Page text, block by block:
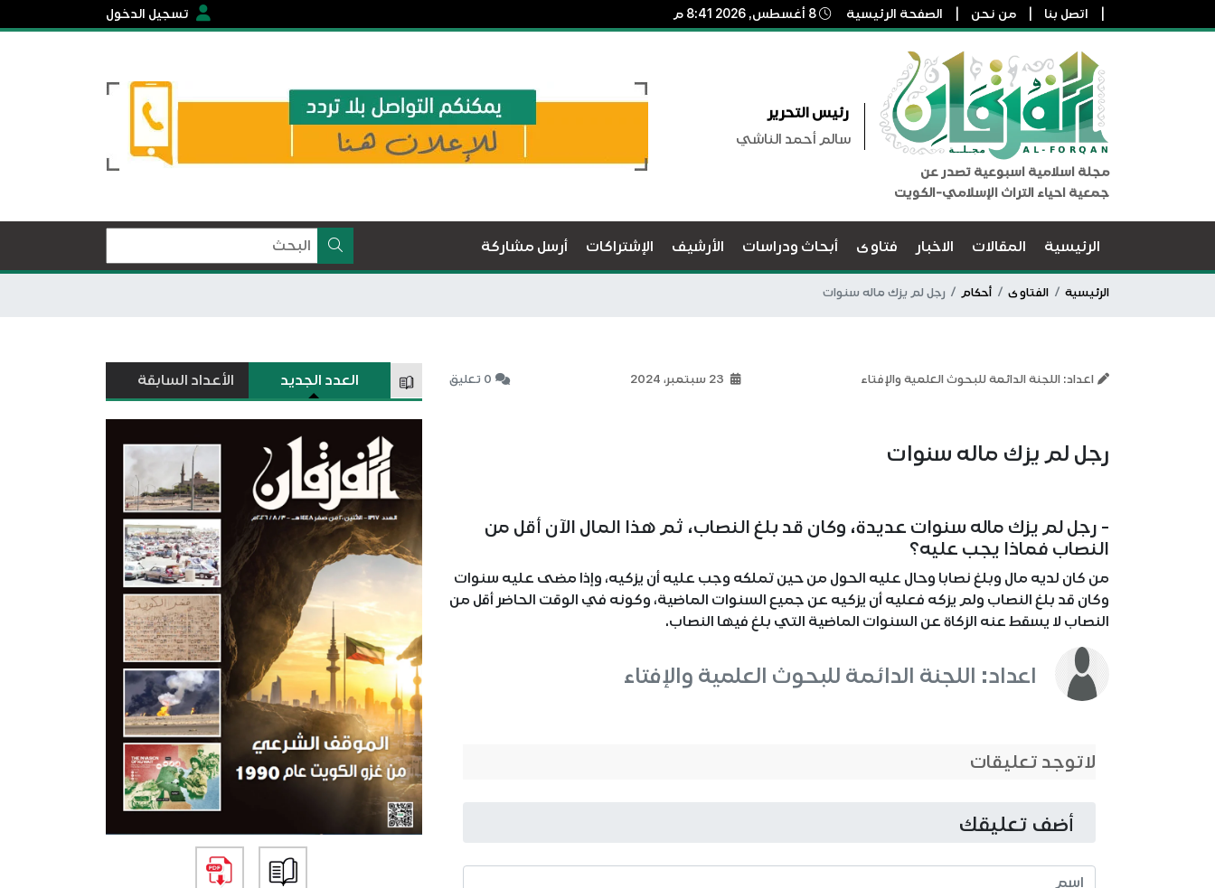
اتصل بنا من نحن الصفحة الرئيسية تسجيل الدخول
مجلة اسلامية اسبوعية تصدر عن
جمعية احياء التراث الإسلامي-الكويت
رئيس التحرير
سالم أحمد الناشي
الرئيسية المقالات الاخبار فتاوى أبحاث ودراسات الأرشيف الإشتراكات أرسل مشاركة
الرئيسية الفتاوى أحكام رجل لم يزك ماله سنوات
اعداد: اللجنة الدائمة للبحوث العلمية والإفتاء 0 تعليق
رجل لم يزك ماله سنوات
- رجل لم يزك ماله سنوات عديدة، وكان قد بلغ النصاب، ثم هذا المال الآن أقل من
النصاب فماذا يجب عليه؟
من كان لديه مال وبلغ نصابا وحال عليه الحول من حين تملكه وجب عليه أن يزكيه، وإذا مضى عليه سنوات
وكان قد بلغ النصاب ولم يزكه فعليه أن يزكيه عن جميع السنوات الماضية، وكونه في الوقت الحاضر أقل من
النصاب لا يسقط عنه الزكاة عن السنوات الماضية التي بلغ فيها النصاب.
اعداد: اللجنة الدائمة للبحوث العلمية والإفتاء
لاتوجد تعليقات
أضف تعليقك
العدد الجديد الأعداد السابقة